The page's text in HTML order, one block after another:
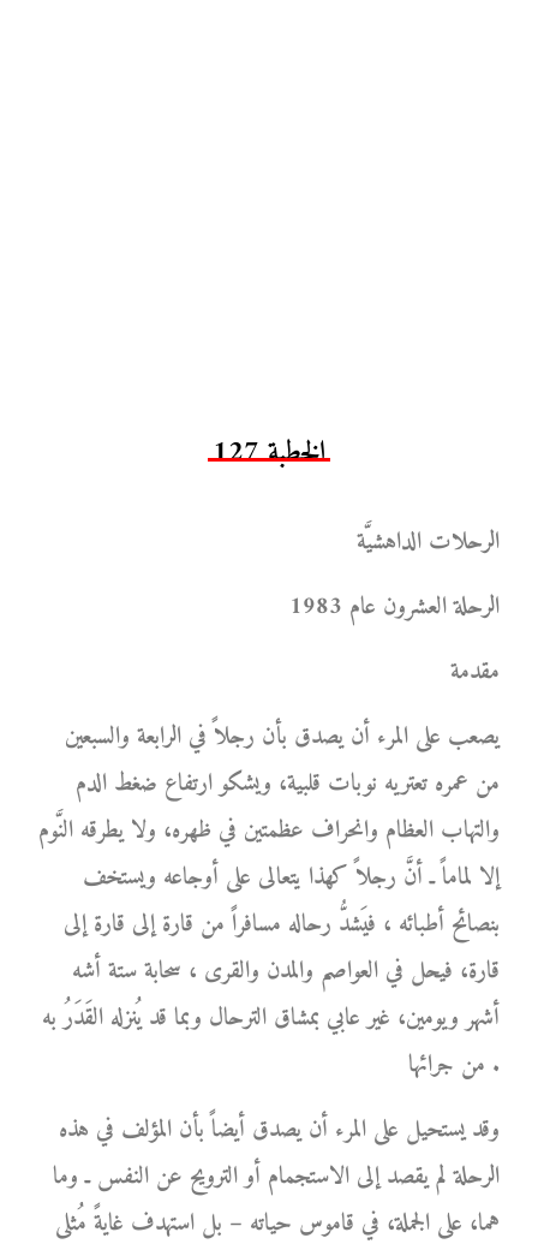
الخطبة 127
الرحلات الداهشيَّة
الرحلة العشرون عام 1983
مقدمة
يصعب على المرء أن يصدق بأن رجلاً في الرابعة والسبعين
من عمره تعتريه نوبات قلبية، ويشكو ارتفاع ضغط الدم
والتهاب العظام وانحراف عظمتين في ظهره، ولا يطرقه النَّوم
إلا لماماً ـ أنَّ رجلاً كهذا يتعالى على أوجاعه ويستخف
بنصائح أطبائه ، فيَشدُّ رحاله مسافراً من قارة إلى قارة إلى
قارة، فيحل في العواصم والمدن والقرى ، سحابة ستة أشه
أشهر ويومين، غير عابي بمشاق الترحال وبما قد يُنزله القَدَرُ به
من جرائها .
وقد يستحيل على المرء أن يصدق أيضاً بأن المؤلف في هذه
الرحلة لم يقصد إلى الاستجمام أو الترويح عن النفس ـ وما
هما، على الجملة، في قاموس حياته – بل استهدف غايةً مُثلى